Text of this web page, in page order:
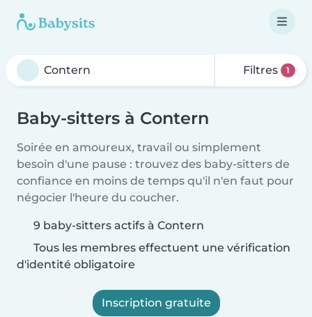
Filtres 1
Baby-sitters à Contern
Soirée en amoureux, travail ou simplement
besoin d'une pause : trouvez des baby-sitters de
confiance en moins de temps qu'il n'en faut pour
négocier l'heure du coucher.
9 baby-sitters actifs à Contern
Tous les membres effectuent une vérification
d'identité obligatoire
Inscription gratuite